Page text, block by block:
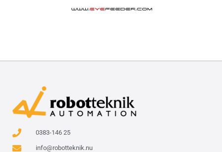
0383-146 25
info@robotteknik.nu